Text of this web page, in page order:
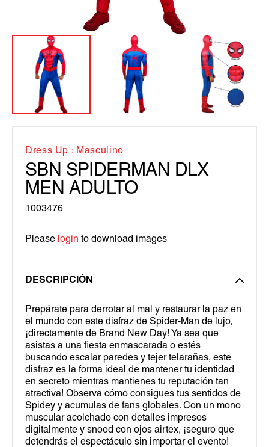
Dress Up : Masculino
SBN SPIDERMAN DLX
MEN ADULTO
1003476
Please login to download images
DESCRIPCIÓN
Prepárate para derrotar al mal y restaurar la paz en
el mundo con este disfraz de Spider-Man de lujo,
¡directamente de Brand New Day! Ya sea que
asistas a una fiesta enmascarada o estés
buscando escalar paredes y tejer telarañas, este
disfraz es la forma ideal de mantener tu identidad
en secreto mientras mantienes tu reputación tan
atractiva! Observa cómo consigues tus sentidos de
Spidey y acumulas de fans globales. Con un mono
muscular acolchado con detalles impresos
digitalmente y snood con ojos airtex, ¡seguro que
detendrás el espectáculo sin importar el evento!